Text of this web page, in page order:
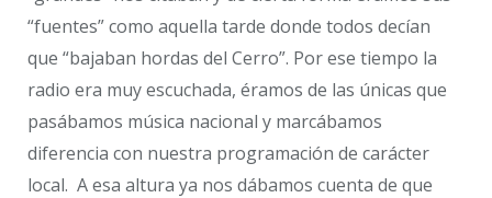
“fuentes” como aquella tarde donde todos decían
que “bajaban hordas del Cerro”. Por ese tiempo la
radio era muy escuchada, éramos de las únicas que
pasábamos música nacional y marcábamos
diferencia con nuestra programación de carácter
local. A esa altura ya nos dábamos cuenta de que